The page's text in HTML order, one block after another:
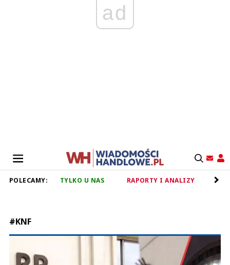
ad
POLECAMY: TYLKO U NAS RAPORTY I ANALIZY
#KNF